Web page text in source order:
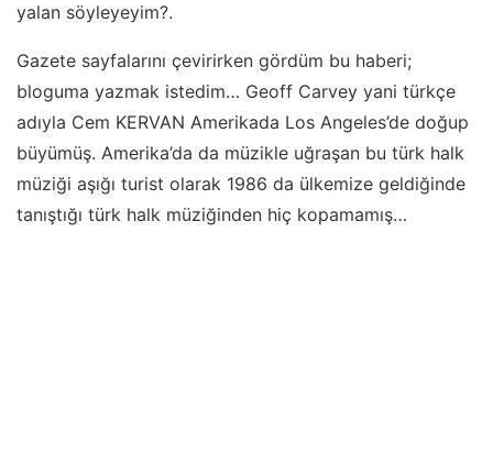
yalan söyleyeyim?.
Gazete sayfalarını çevirirken gördüm bu haberi;
bloguma yazmak istedim… Geoff Carvey yani türkçe
adıyla Cem KERVAN Amerikada Los Angeles’de doğup
büyümüş. Amerika’da da müzikle uğraşan bu türk halk
müziği aşığı turist olarak 1986 da ülkemize geldiğinde
tanıştığı türk halk müziğinden hiç kopamamış…